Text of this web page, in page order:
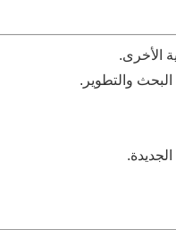
الأخرى.
البحث والتطوير.